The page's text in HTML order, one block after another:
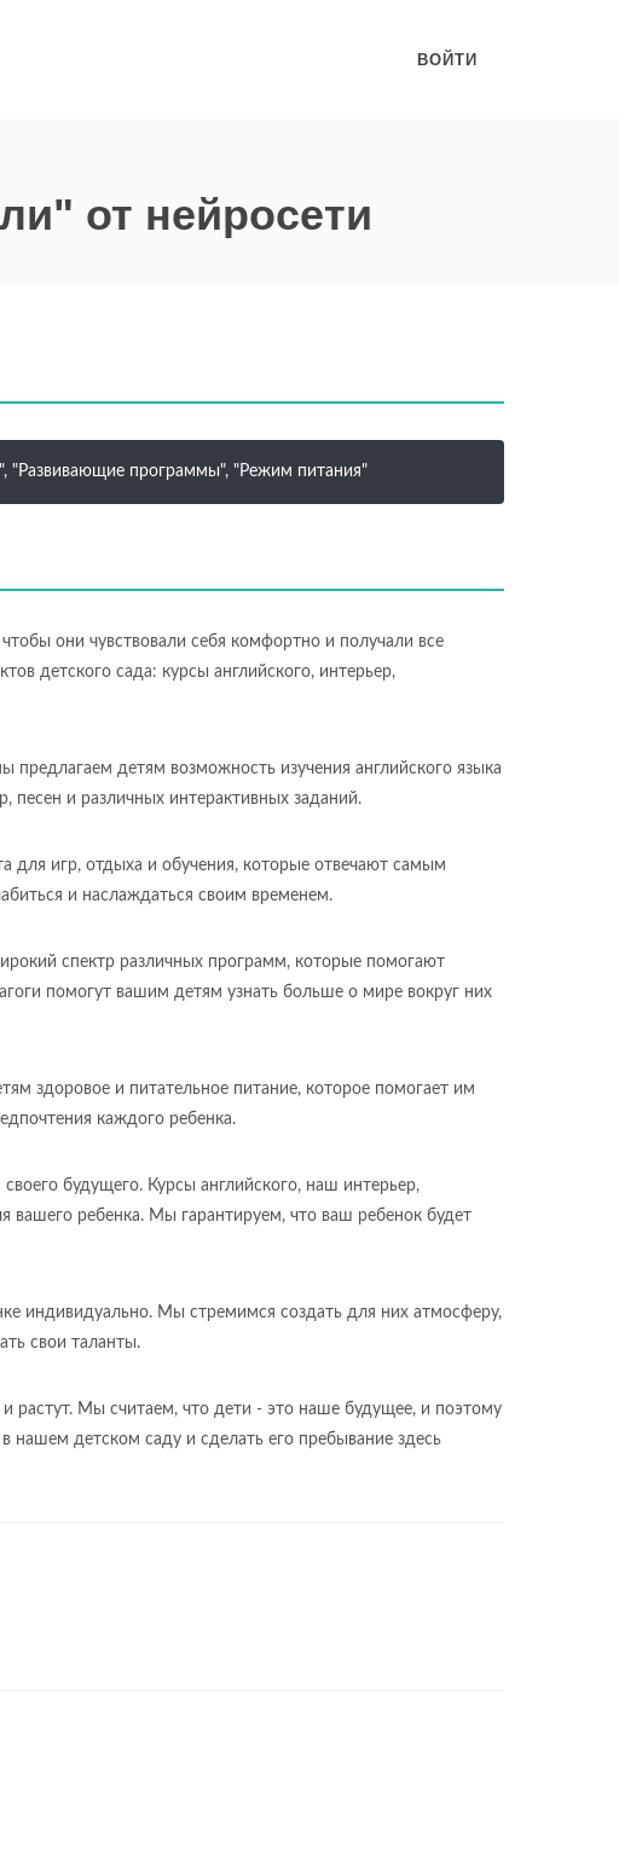
ВОЙТИ
от нейросети
"Развивающие программы", "Режим питания"
они чувствовали себя комфортно и получали все
детского сада: курсы английского, интерьер,
детям возможность изучения английского языка
и различных интерактивных заданий.
игр, отдыха и обучения, которые отвечают самым
и наслаждаться своим временем.
спектр различных программ, которые помогают
помогут вашим детям узнать больше о мире вокруг них
здоровое и питательное питание, которое помогает им
каждого ребенка.
будущего. Курсы английского, наш интерьер,
ребенка. Мы гарантируем, что ваш ребенок будет
индивидуально. Мы стремимся создать для них атмосферу,
свои таланты.
растут. Мы считаем, что дети - это наше будущее, и поэтому
детском саду и сделать его пребывание здесь